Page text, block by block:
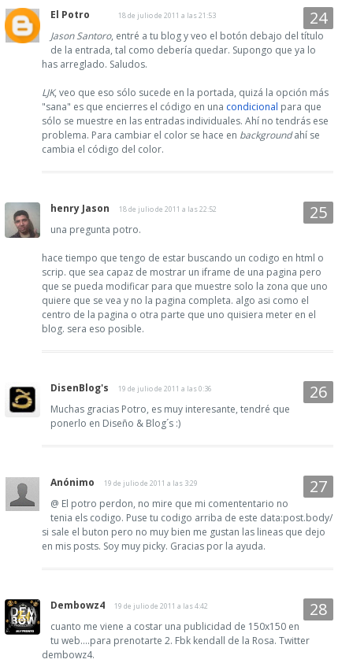
El Potro 18 de julio de 2011 a las 21:53
Jason Santoro, entré a tu blog y veo el botón debajo del título
de la entrada, tal como debería quedar. Supongo que ya lo
has arreglado. Saludos.
LJK, veo que eso sólo sucede en la portada, quizá la opción más
"sana" es que encierres el código en una condicional para que
sólo se muestre en las entradas individuales. Ahí no tendrás ese
problema. Para cambiar el color se hace en backgroundahí se
cambia el código del color.
henry Jason 18 de julio de 2011 a las 22:52
una pregunta potro.
hace tiempo que tengo de estar buscando un codigo en html o
scrip. que sea capaz de mostrar un iframe de una pagina pero
que se pueda modificar para que muestre solo la zona que uno
quiere que se vea y no la pagina completa. algo asi como el
centro de la pagina o otra parte que uno quisiera meter en el
blog. sera eso posible.
DisenBlog's 19 de julio de 2011 a las 0:36
Muchas gracias Potro, es muy interesante, tendré que
ponerlo en Diseño & Blog´s :)
Anónimo 19 de julio de 2011 a las 3:29
@ El potro perdon, no mire que mi comententario no
tenia els codigo. Puse tu codigo arriba de este data:post.body/
si sale el buton pero no muy bien me gustan las lineas que dejo
en mis posts. Soy muy picky. Gracias por la ayuda.
Dembowz4 19 de julio de 2011 a las 4:42
cuanto me viene a costar una publicidad de 150x150 en
tu web....para prenotarte 2. Fbk kendall de la Rosa. Twitter
dembowz4.